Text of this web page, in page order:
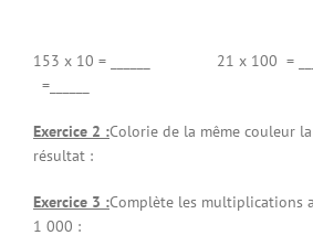
153 x 10 = ______ 21 x 100 =
=______
Exercice 2 :Colorie de la même couleur
résultat :
Exercice 3 :Complète les multiplications
1 000 :